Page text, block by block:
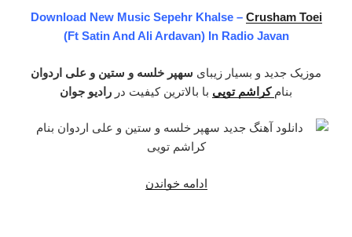
Download New Music Sepehr Khalse – Crusham Toei
(Ft Satin And Ali Ardavan) In Radio Javan
موزیک جدید و بسیار زیبای سهپر خلسه و ستین و علی اردوان
بنام کراشم تویی با بالاترین کیفیت در رادیو جوان
ادامه خواندن